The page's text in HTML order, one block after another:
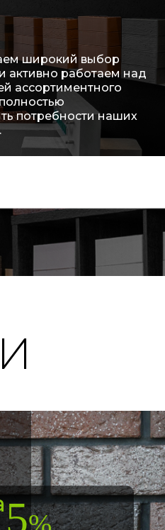
широкий выбор
активно работаем над
ассортиментного
потребности наших
5%